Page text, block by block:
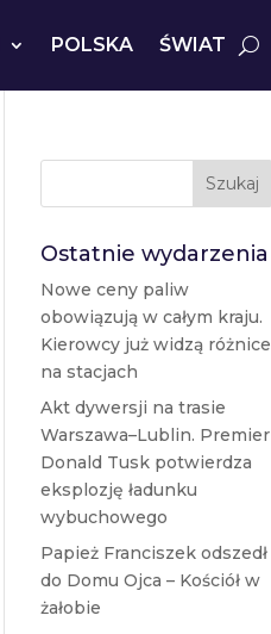
POLSKA ŚWIAT
Szukaj
Ostatnie wydarzenia
Nowe ceny paliw
obowiązują w całym kraju.
Kierowcy już widzą różnice
na stacjach
Akt dywersji na trasie
Warszawa–Lublin. Premier
Donald Tusk potwierdza
eksplozję ładunku
wybuchowego
Papież Franciszek odszedł
do Domu Ojca – Kościół w
żałobie